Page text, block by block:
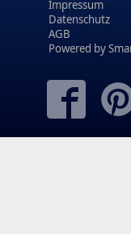
Impressum
Datenschutz
AGB
Powered by